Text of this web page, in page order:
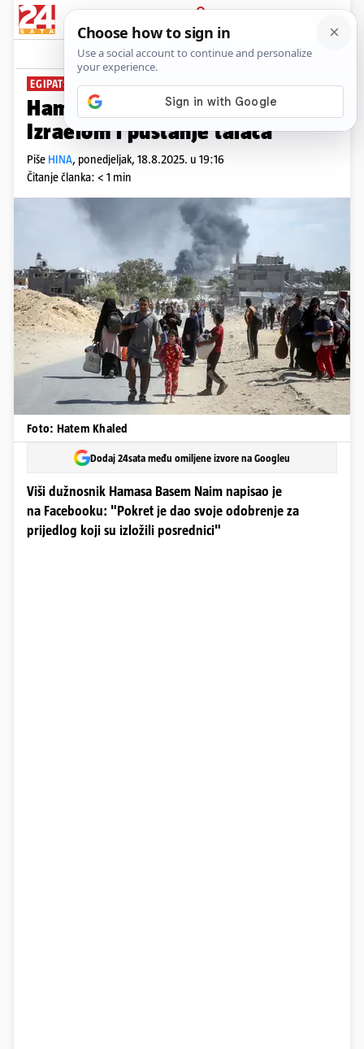
PRIJAVA
News Komentari
EGIPATSKI IZVORI
Hamas prihvatio primirje s
Izraelom i puštanje talaca
Piše HINA, ponedjeljak, 18.8.2025. u 19:16
Čitanje članka: < 1 min
Foto: Hatem Khaled
Dodaj 24sata među omiljene izvore na Googleu
Viši dužnosnik Hamasa Basem Naim napisao je
na Facebooku: "Pokret je dao svoje odobrenje za
prijedlog koji su izložili posrednici"